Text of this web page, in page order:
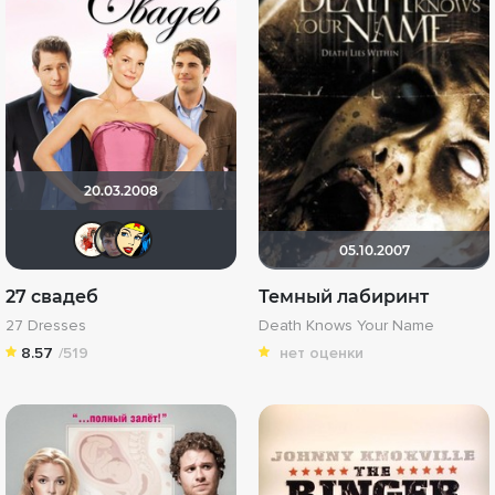
20.03.2008
Виктория555
Askhab Abutalipov
Li_Winchester
27 свадеб
27 Dresses
8.57 /519
05.10.2007
Темный лабиринт
Death Knows Your Name
нет оценки